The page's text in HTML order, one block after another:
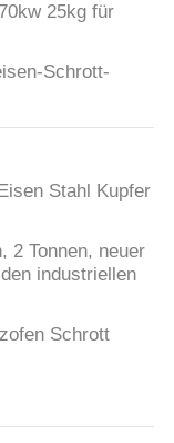
25kg für
Schrott-
Stahl Kupfer
2 Tonnen, neuer
industriellen
Schrott